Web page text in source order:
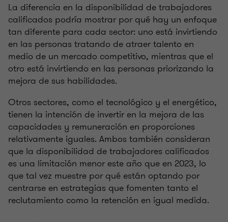
La diferencia en la disponibilidad de trabajadores
calificados podría mostrar por qué hay un enfoque
tan diferente para cada sector: uno está invirtiendo
en las personas tratando de atraer talento en
medio de un mercado competitivo, mientras que el
otro está invirtiendo en las personas priorizando la
mejora de sus habilidades.
Otros sectores, como el tecnológico y el energético,
tienen la intención de invertir en la mejora de las
capacidades y remuneración en proporciones
relativamente iguales. Ambos también consideran
que la disponibilidad de trabajadores calificados
es una limitación menor este año que en 2023, lo
que tal vez muestre por qué están optando por
centrarse en estrategias que fomenten tanto el
reclutamiento como la retención en igual medida.